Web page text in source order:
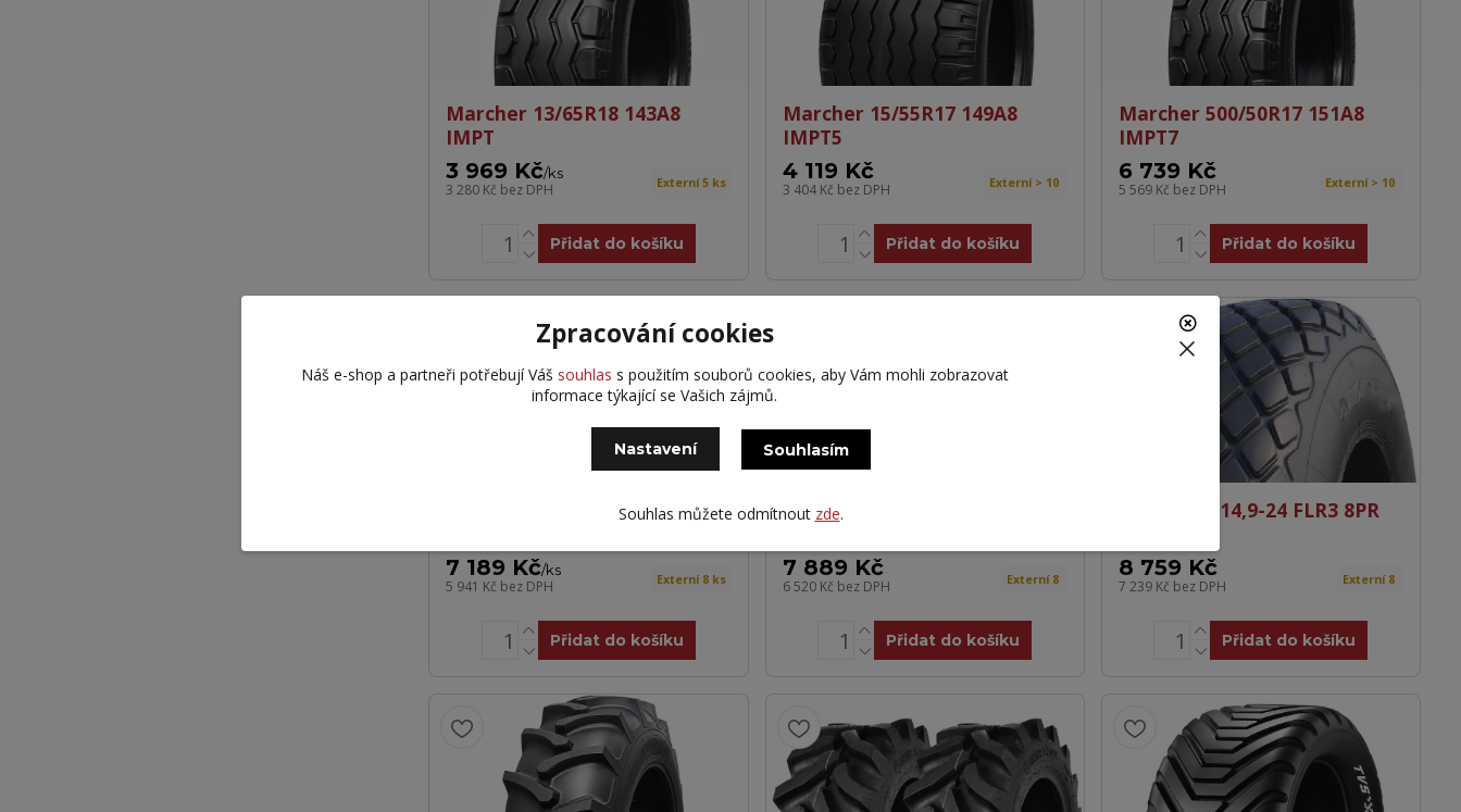
Marcher 13/65R18 143A8
IMPT
3 969 Kč/ks
3 280 Kč bez DPH Externí 5 ks
Přidat do košíku
Marcher 15/55R17 149A8
IMPT5
4 119 Kč
3 404 Kč bez DPH Externí > 10
Přidat do košíku
Marcher 500/50R17 151A8
IMPT7
6 739 Kč
5 569 Kč bez DPH Externí > 10
Přidat do košíku
Marcher 400/60R22,5 158D
7 189 Kč/ks
5 941 Kč bez DPH Externí 8 ks
Přidat do košíku
MARCHER 16,5/70-18 QZ-703
7 889 Kč
6 520 Kč bez DPH Externí 8
Přidat do košíku
MARCHER 14,9-24 FLR3 8PR
8 759 Kč
7 239 Kč bez DPH Externí 8
Přidat do košíku
Zpracování cookies
Náš e-shop a partneři potřebují Váš souhlas s použitím souborů cookies, aby Vám mohli zobrazovat
informace týkající se Vašich zájmů.
Nastavení Souhlasím
Souhlas můžete odmítnout zde.